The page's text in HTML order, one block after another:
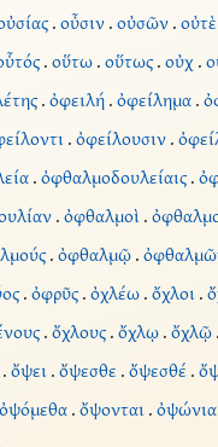
.οὖσιν.οὐσῶν.οὐτὲ
.οὕτω.οὕτως.οὐχ .
.ὀφειλή.ὀφείλημα.
.ὀφείλουσιν.
.ὀφθαλμοδουλείαις.
.ὀφθαλμοὶ.
.ὀφθαλμῷ.
.ὀφρῦς.ὀχλέω.ὄχλοι.
.ὄχλους.ὄχλῳ.ὄχλῷ.
.ὄψει.ὄψεσθε .ὄψεσθέ .
ὀψόμεθα.ὄψονται.ὀψώνια